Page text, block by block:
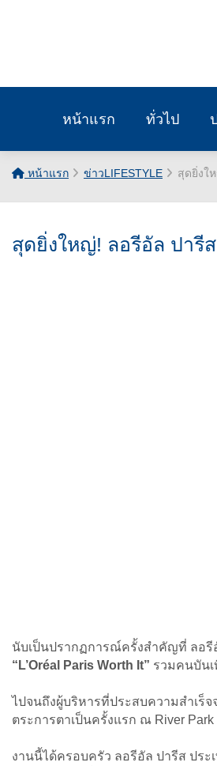
หน้าแรก ทั่วไป
หน้าแรก ข่าวLIFESTYLE สุดยิ่งใ
สุดยิ่งใหญ่! ลอรีอัล ปารี
นับเป็นปรากฏการณ์ครั้งสำคัญที่ ลอรี
“L’Oréal Paris Worth It” รวมคนบันเ
ไปจนถึงผู้บริหารที่ประสบความสำเร็
ตระการตาเป็นครั้งแรก ณ River
งานนี้ได้ครอบครัว ลอรีอัล ปารีส ประ